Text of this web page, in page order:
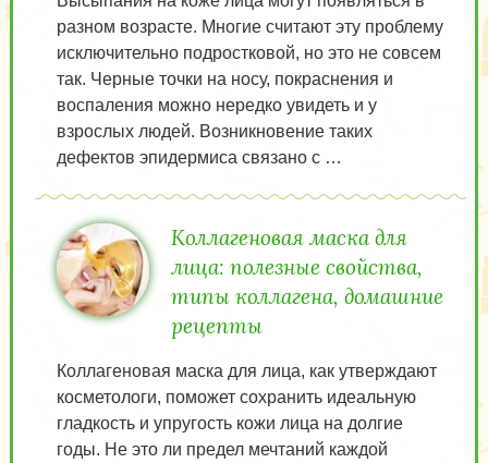
разном возрасте. Многие считают эту проблему
исключительно подростковой, но это не совсем
так. Черные точки на носу, покраснения и
воспаления можно нередко увидеть и у
взрослых людей. Возникновение таких
дефектов эпидермиса связано с …
Коллагеновая маска для
лица: полезные свойства,
типы коллагена, домашние
рецепты
Коллагеновая маска для лица, как утверждают
косметологи, поможет сохранить идеальную
гладкость и упругость кожи лица на долгие
годы. Не это ли предел мечтаний каждой